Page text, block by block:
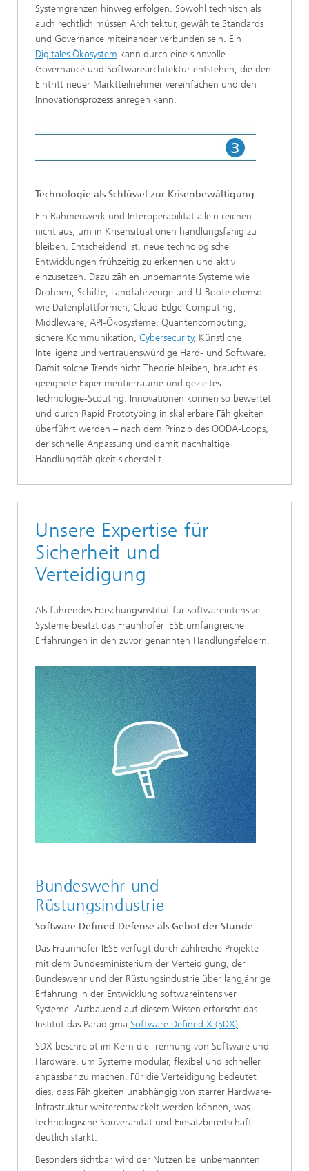
Systemgrenzen hinweg erfolgen. Sowohl technisch als
auch rechtlich müssen Architektur, gewählte Standards
und Governance miteinander verbunden sein. Ein
Digitales Ökosystem kann durch eine sinnvolle
Governance und Softwarearchitektur entstehen, die den
Eintritt neuer Marktteilnehmer vereinfachen und den
Innovationsprozess anregen kann.
Technologie als Schlüssel zur Krisenbewältigung
Ein Rahmenwerk und Interoperabilität allein reichen
nicht aus, um in Krisensituationen handlungsfähig zu
bleiben. Entscheidend ist, neue technologische
Entwicklungen frühzeitig zu erkennen und aktiv
einzusetzen. Dazu zählen unbemannte Systeme wie
Drohnen, Schiffe, Landfahrzeuge und U-Boote ebenso
wie Datenplattformen, Cloud-Edge-Computing,
Middleware, API-Ökosysteme, Quantencomputing,
sichere Kommunikation, Cybersecurity, Künstliche
Intelligenz und vertrauenswürdige Hard- und Software.
Damit solche Trends nicht Theorie bleiben, braucht es
geeignete Experimentier­räume und gezieltes
Technologie-Scouting. Innovationen können so bewertet
und durch Rapid Prototyping in skalierbare Fähigkeiten
überführt werden – nach dem Prinzip des OODA-Loops,
der schnelle Anpassung und damit nachhaltige
Handlungsfähigkeit sicherstellt.
Unsere Expertise für
Sicherheit und
Verteidigung
Als führendes Forschungsinstitut für softwareintensive
Systeme besitzt das Fraunhofer IESE umfangreiche
Erfahrungen in den zuvor genannten Handlungsfeldern.
Bundeswehr und
Rüstungsindustrie
Software Defined Defense als Gebot der Stunde
Das Fraunhofer IESE verfügt durch zahlreiche Projekte
mit dem Bundesministerium der Verteidigung, der
Bundeswehr und der Rüstungsindustrie über langjährige
Erfahrung in der Entwicklung softwareintensiver
Systeme. Aufbauend auf diesem Wissen erforscht das
Institut das Paradigma Software Defined X (SDX).
SDX beschreibt im Kern die Trennung von Software und
Hardware, um Systeme modular, flexibel und schneller
anpassbar zu machen. Für die Verteidigung bedeutet
dies, dass Fähigkeiten unabhängig von starrer Hardware-
Infrastruktur weiterentwickelt werden können, was
technologische Souveränität und Einsatzbereitschaft
deutlich stärkt.
Besonders sichtbar wird der Nutzen bei unbemannten